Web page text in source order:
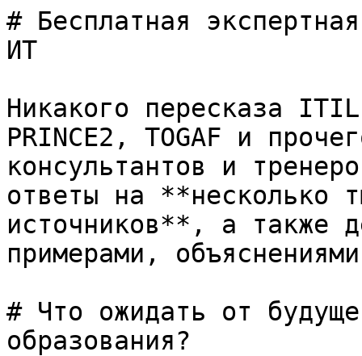
# Бесплатная
ИТ
Никакого пересказа
PRINCE2, TOGAF и
консультантов и
ответы на **несколько
источников**, а также
примерами,
# Что ожидать от
образования?